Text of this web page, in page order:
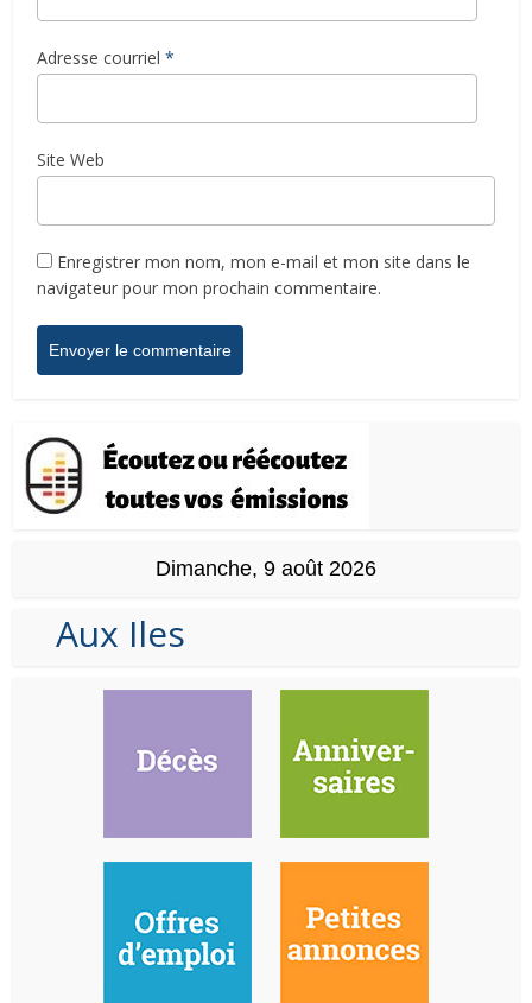
Adresse courriel *
Site Web
Enregistrer mon nom, mon e-mail et mon site dans le
navigateur pour mon prochain commentaire.
Dimanche, 9 août 2026
Aux Iles